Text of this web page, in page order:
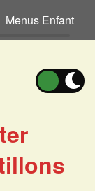
Menus Enfant